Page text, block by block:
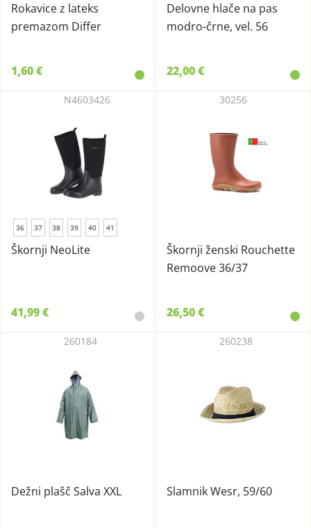
Rokavice z lateks
premazom Differ
1,60 €
Delovne hlače na pas
modro-črne, vel. 56
22,00 €
36 37 38 39 40 41
Škornji NeoLite
N4603426
41,99 €
Škornji ženski Rouchette
Remoove 36/37
30256
26,50 €
Dežni plašč Salva XXL
260184
Slamnik Wesr, 59/60
260238